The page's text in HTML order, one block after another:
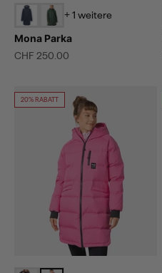
+ 1 weitere
Mona Parka
Angebot
CHF 250.00
20% RABATT